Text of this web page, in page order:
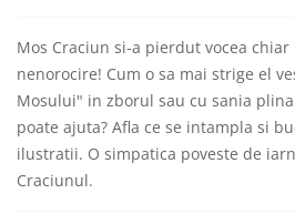
Mos Craciun si-a pierdut vocea
nenorocire! Cum o sa mai strige el
Mosului" in zborul sau cu sania
poate ajuta? Afla ce se intampla si
ilustratii. O simpatica poveste de
Craciunul.